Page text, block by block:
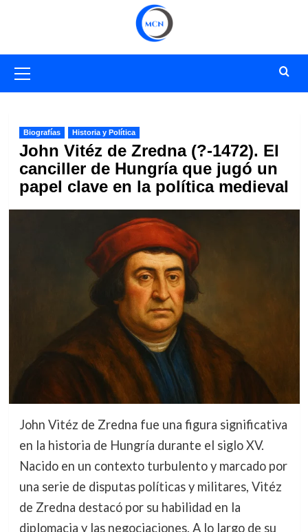
primario
Biografías Historia y Política
John Vitéz de Zredna (?-1472). El
canciller de Hungría que jugó un
papel clave en la política medieval
John Vitéz de Zredna fue una figura significativa
en la historia de Hungría durante el siglo XV.
Nacido en un contexto turbulento y marcado por
una serie de disputas políticas y militares, Vitéz
de Zredna destacó por su habilidad en la
diplomacia y las negociaciones. A lo largo de su